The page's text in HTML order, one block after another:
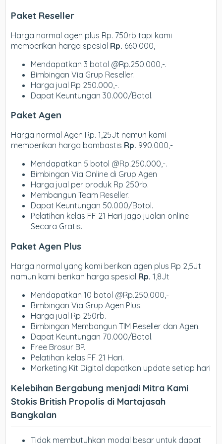
Paket Reseller
Harga normal agen plus Rp. 750rb tapi kami
memberikan harga spesial Rp. 660.000,-
Mendapatkan 3 botol @Rp.250.000,-.
Bimbingan Via Grup Reseller.
Harga jual Rp 250.000,-.
Dapat Keuntungan 30.000/Botol.
Paket Agen
Harga normal Agen Rp. 1,25Jt namun kami
memberikan harga bombastis Rp. 990.000,-
Mendapatkan 5 botol @Rp.250.000,-.
Bimbingan Via Online di Grup Agen
Harga jual per produk Rp 250rb.
Membangun Team Reseller.
Dapat Keuntungan 50.000/Botol.
Pelatihan kelas FF 21 Hari jago jualan online
Secara Gratis.
Paket Agen Plus
Harga normal yang kami berikan agen plus Rp 2,5Jt
namun kami berikan harga spesial Rp. 1,8Jt
Mendapatkan 10 botol @Rp.250.000,-
Bimbingan Via Grup Agen Plus.
Harga jual Rp 250rb.
Bimbingan Membangun TIM Reseller dan Agen.
Dapat Keuntungan 70.000/Botol.
Free Brosur BP.
Pelatihan kelas FF 21 Hari.
Marketing Kit Digital dapatkan update setiap hari
Kelebihan Bergabung menjadi Mitra Kami
Stokis British Propolis di Martajasah
Bangkalan
Tidak membutuhkan modal besar untuk dapat